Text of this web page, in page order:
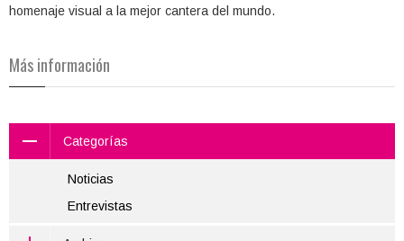
homenaje visual a la mejor cantera del mundo.
Más información
Categorías
Noticias
Entrevistas